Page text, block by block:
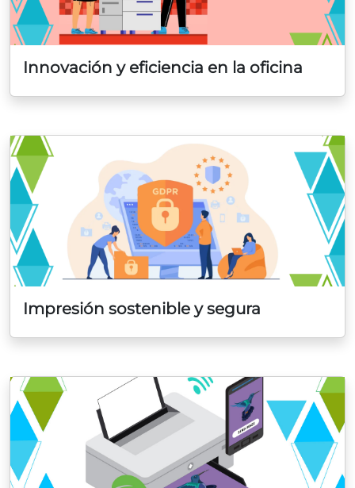
Innovación y eficiencia en la oficina
Impresión sostenible y segura